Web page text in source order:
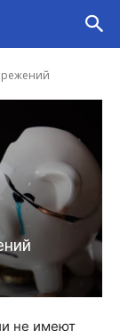
не имеют